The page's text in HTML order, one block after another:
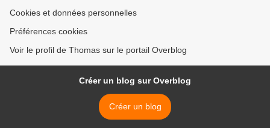
Cookies et données personnelles
Préférences cookies
Voir le profil de Thomas sur le portail Overblog
Créer un blog sur Overblog
Créer un blog